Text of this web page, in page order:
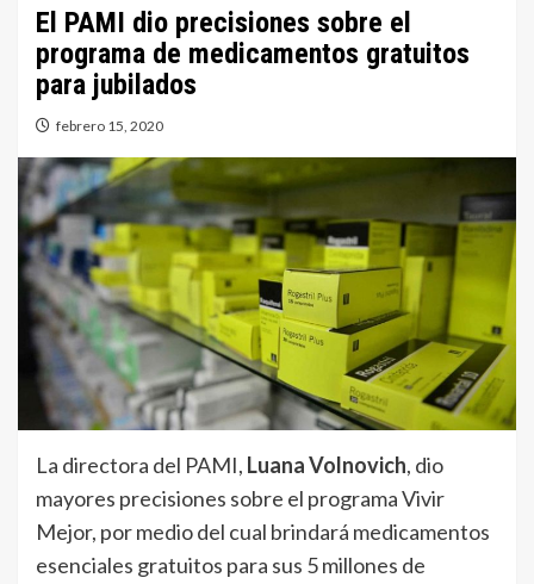
El PAMI dio precisiones sobre el
programa de medicamentos gratuitos
para jubilados
febrero 15, 2020
La directora del PAMI, Luana Volnovich, dio
mayores precisiones sobre el programa Vivir
Mejor, por medio del cual brindará medicamentos
esenciales gratuitos para sus 5 millones de